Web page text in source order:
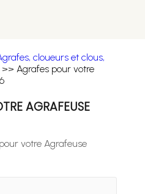
cloueurs et clous,
>> Agrafes pour votre
AGRAFEUSE
votre Agrafeuse